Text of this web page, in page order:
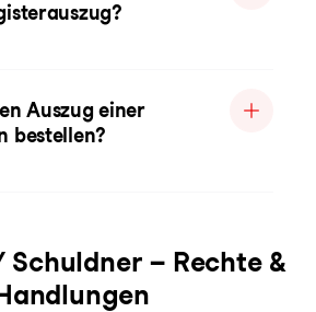
Auszug einer
bestellen?
– Rechte &